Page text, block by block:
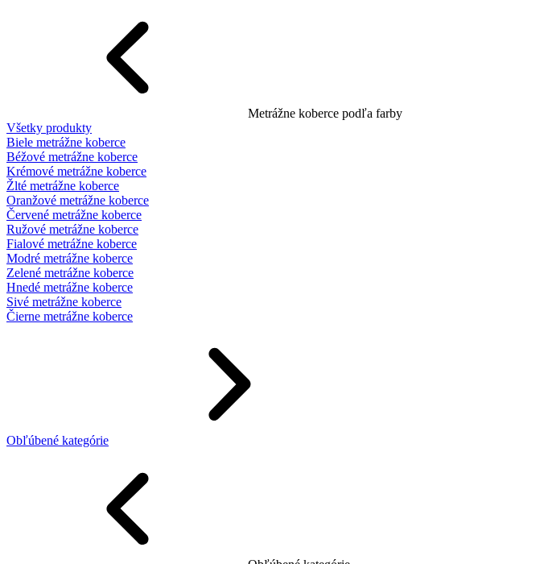
Metrážne koberce podľa farby
Všetky produkty
Biele metrážne koberce
Béžové metrážne koberce
Krémové metrážne koberce
Žlté metrážne koberce
Oranžové metrážne koberce
Červené metrážne koberce
Ružové metrážne koberce
Fialové metrážne koberce
Modré metrážne koberce
Zelené metrážne koberce
Hnedé metrážne koberce
Sivé metrážne koberce
Čierne metrážne koberce
Obľúbené kategórie